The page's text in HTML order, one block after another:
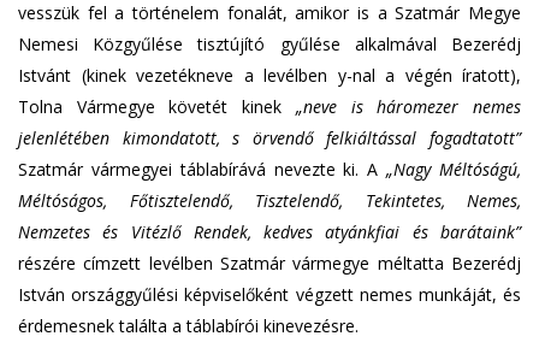
vesszük fel a történelem fonalát, amikor is a Szatmár Megye
Nemesi Közgyűlése tisztújító gyűlése alkalmával Bezerédj
Istvánt (kinek vezetékneve a levélben y-nal a végén íratott),
Tolna Vármegye követét kinek „neve is háromezer nemes
jelenlétében kimondatott, s örvendő felkiáltással fogadtatott”
Szatmár vármegyei táblabírává nevezte ki. A„Nagy Méltóságú,
Méltóságos, Főtisztelendő, Tisztelendő, Tekintetes, Nemes,
Nemzetes és Vitézlő Rendek, kedves atyánkfiai és barátaink”
részére címzett levélben Szatmár vármegye méltatta Bezerédj
István országgyűlési képviselőként végzett nemes munkáját, és
érdemesnek találta a táblabírói kinevezésre.